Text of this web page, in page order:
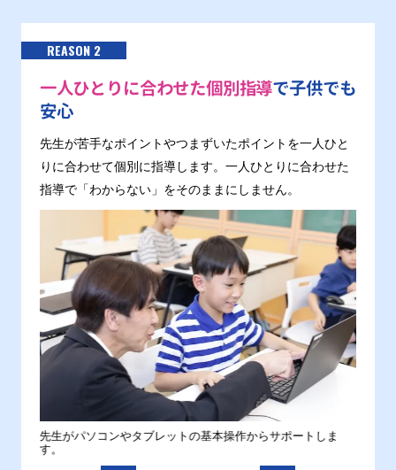
REASON 2
一人ひとりに合わせた個別指導で子供でも
安心
先生が苦手なポイントやつまずいたポイントを一人ひと
りに合わせて個別に指導します。一人ひとりに合わせた
指導で「わからない」をそのままにしません。
先生がパソコンやタブレットの基本操作からサポートしま
す。